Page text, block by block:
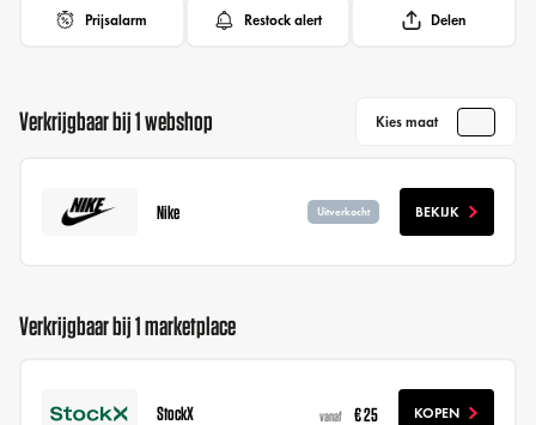
Prijsalarm Restock alert Delen
Verkrijgbaar bij 1 webshop Kies maat
Nike Uitverkocht BEKIJK
Verkrijgbaar bij 1 marketplace
StockX vanaf € 25 KOPEN